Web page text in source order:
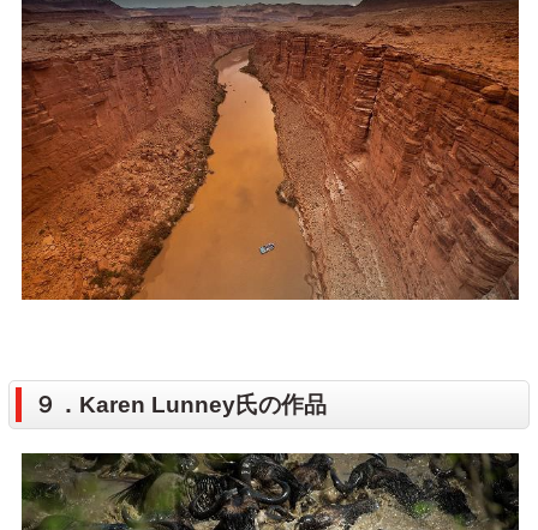
９．Karen Lunney氏の作品